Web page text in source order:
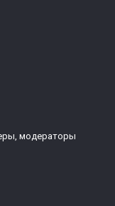
модераторы